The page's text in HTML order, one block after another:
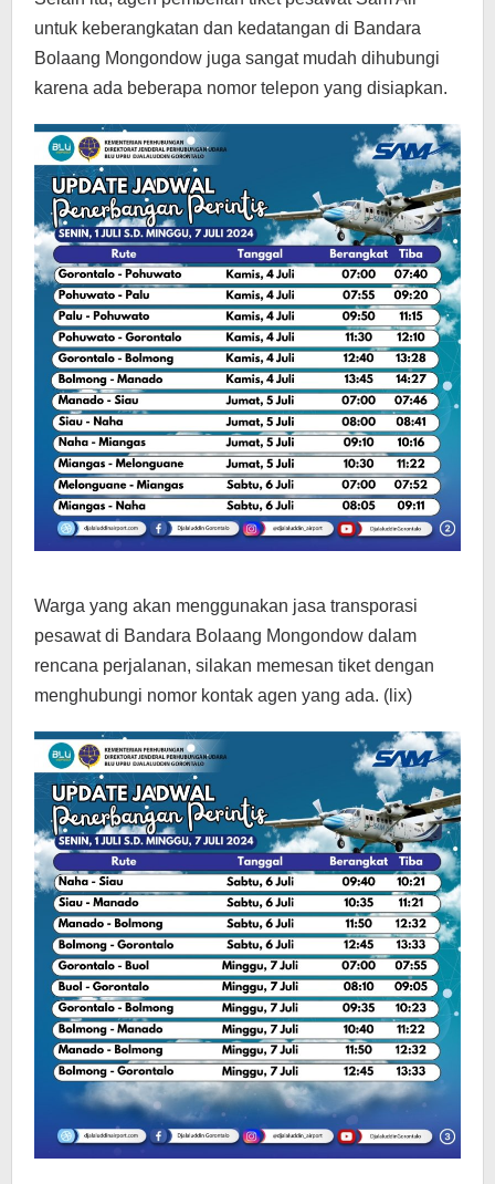
untuk keberangkatan dan kedatangan di Bandara
Bolaang Mongondow juga sangat mudah dihubungi
karena ada beberapa nomor telepon yang disiapkan.
Warga yang akan menggunakan jasa transporasi
pesawat di Bandara Bolaang Mongondow dalam
rencana perjalanan, silakan memesan tiket dengan
menghubungi nomor kontak agen yang ada. (lix)